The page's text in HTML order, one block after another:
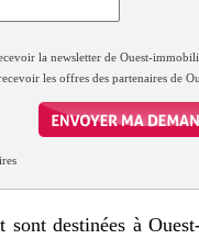
la newsletter de Ouest-
les offres des partenaires de
sont destinées à